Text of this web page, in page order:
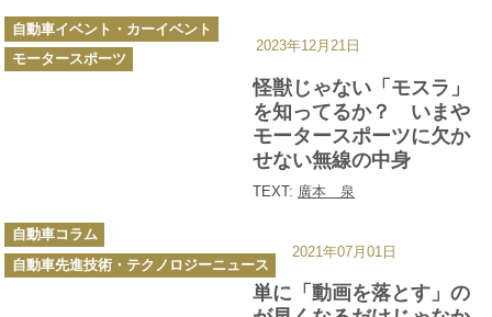
怪獣じゃない「モスラ」
を知ってるか？ いまや
モータースポーツに欠か
せない無線の中身
TEXT: 廣本 泉
カ
テ
ゴ
リ
ー
自動車イベント・カーイベント
モータースポーツ
2023年12月21日
単に「動画を落とす」の
カ
テ
ゴ
リ
ー
自動車コラム
自動車先進技術・テクノロジーニュース
2021年07月01日